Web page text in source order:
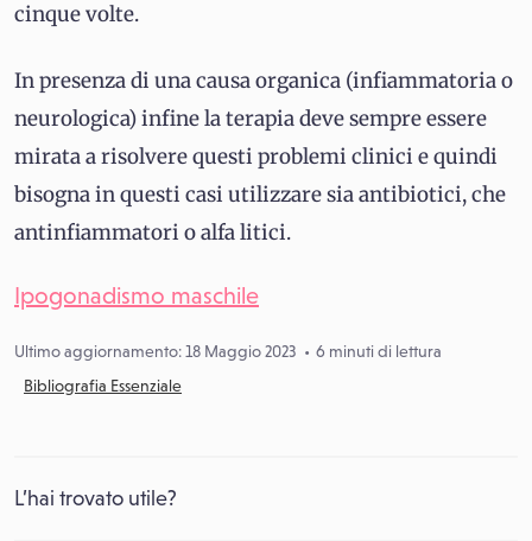
cinque volte.
In presenza di una causa organica (infiammatoria o
neurologica) infine la terapia deve sempre essere
mirata a risolvere questi problemi clinici e quindi
bisogna in questi casi utilizzare sia antibiotici, che
antinfiammatori o alfa litici.
Ipogonadismo maschile
Ultimo aggiornamento: 18 Maggio 2023
6 minuti di lettura
Bibliografia Essenziale
L’hai trovato utile?